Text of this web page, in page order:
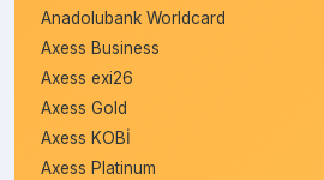
Anadolubank Worldcard
Axess Business
Axess exi26
Axess Gold
Axess KOBİ
Axess Platinum